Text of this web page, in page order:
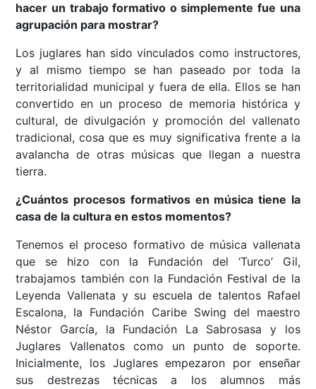
hacer un trabajo formativo o simplemente fue una
agrupación para mostrar?
Los juglares han sido vinculados como instructores,
y al mismo tiempo se han paseado por toda la
territorialidad municipal y fuera de ella. Ellos se han
convertido en un proceso de memoria histórica y
cultural, de divulgación y promoción del vallenato
tradicional, cosa que es muy significativa frente a la
avalancha de otras músicas que llegan a nuestra
tierra.
¿Cuántos procesos formativos en música tiene la
casa de la cultura en estos momentos?
Tenemos el proceso formativo de música vallenata
que se hizo con la Fundación del ‘Turco’ Gil,
trabajamos también con la Fundación Festival de la
Leyenda Vallenata y su escuela de talentos Rafael
Escalona, la Fundación Caribe Swing del maestro
Néstor García, la Fundación La Sabrosasa y los
Juglares Vallenatos como un punto de soporte.
Inicialmente, los Juglares empezaron por enseñar
sus destrezas técnicas a los alumnos más